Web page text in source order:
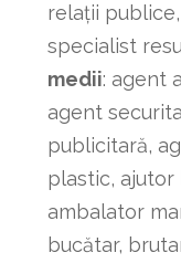
relații
specialist
medii: agent
agent
publicitară,
plastic, ajutor
ambalator
bucătar,